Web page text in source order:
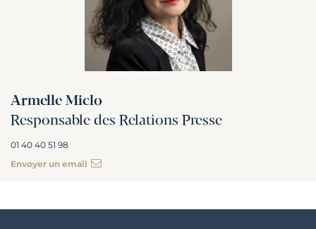
Armelle Miclo
Responsable des Relations Presse
01 40 40 51 98
Envoyer un email